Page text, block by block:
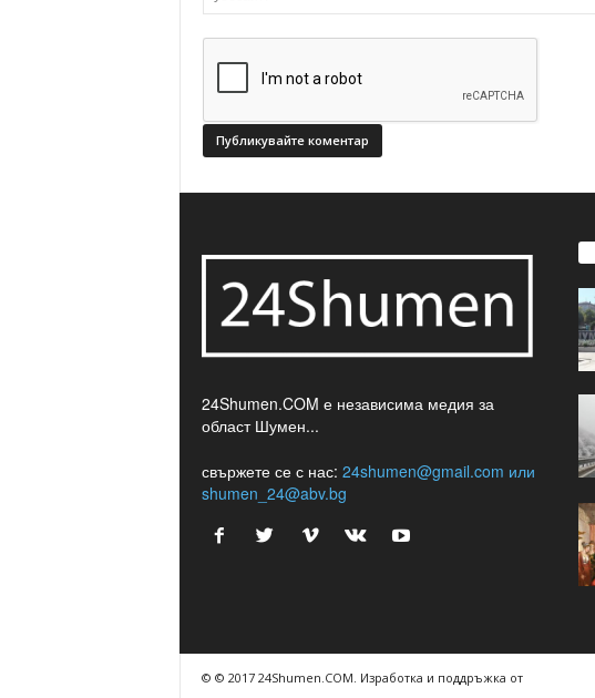
24Shumen.COM е независима медия за
област Шумен...
свържете се с нас: 24shumen@gmail.com или
shumen_24@abv.bg
© © 2017 24Shumen.COM. Изработка и поддръжка от